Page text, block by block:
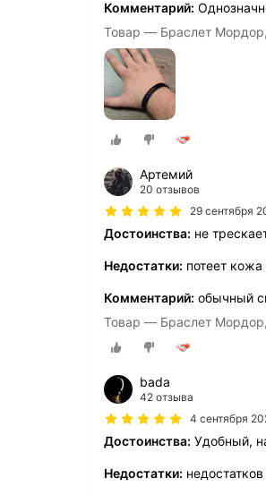
Комментарий:
Товар — Браслет
Артемий
20 отзывов
29 сентября
Достоинства: не
Недостатки: потеет
Комментарий: обычный
Товар — Браслет
bada
42 отзыва
4 сентября
Достоинства: Удобный,
Недостатки: